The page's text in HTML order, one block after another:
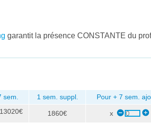
garantit la présence CONSTANTE du
sem. 1 sem. suppl.
Pour + 7 sem.
1860€ x